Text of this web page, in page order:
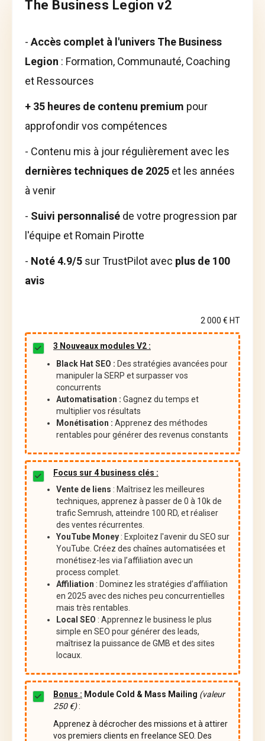
The Business Legion v2
- Accès complet à l'univers The Business
Legion : Formation, Communauté, Coaching
et Ressources
+ 35 heures de contenu premium pour
approfondir vos compétences
- Contenu mis à jour régulièrement avec les
dernières techniques de 2025 et les années
à venir
- Suivi personnalisé de votre progression par
l'équipe et Romain Pirotte
- Noté 4.9/5 sur TrustPilot avec plus de 100
avis
2 000 € HT
3 Nouveaux modules V2 :
Black Hat SEO : Des stratégies avancées pour
manipuler la SERP et surpasser vos
concurrents
Automatisation : Gagnez du temps et
multiplier vos résultats
Monétisation : Apprenez des méthodes
rentables pour générer des revenus constants
Focus sur 4 business clés :
Vente de liens : Maîtrisez les meilleures
techniques, apprenez à passer de 0 à 10k de
trafic Semrush, atteindre 100 RD, et réaliser
des ventes récurrentes.
YouTube Money : Exploitez l'avenir du SEO sur
YouTube. Créez des chaînes automatisées et
monétisez-les via l’affiliation avec un
process complet.
Affiliation : Dominez les stratégies d’affiliation
en 2025 avec des niches peu concurrentielles
mais très rentables.
Local SEO : Apprennez le business le plus
simple en SEO pour générer des leads,
maîtrisez la puissance de GMB et des sites
locaux.
Bonus : Module Cold & Mass Mailing (valeur
250 €):
Apprenez à décrocher des missions et à attirer
vos premiers clients en freelance SEO. Des